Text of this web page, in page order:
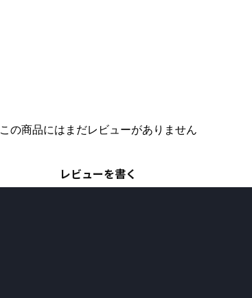
この商品にはまだレビューがありません
レビューを書く